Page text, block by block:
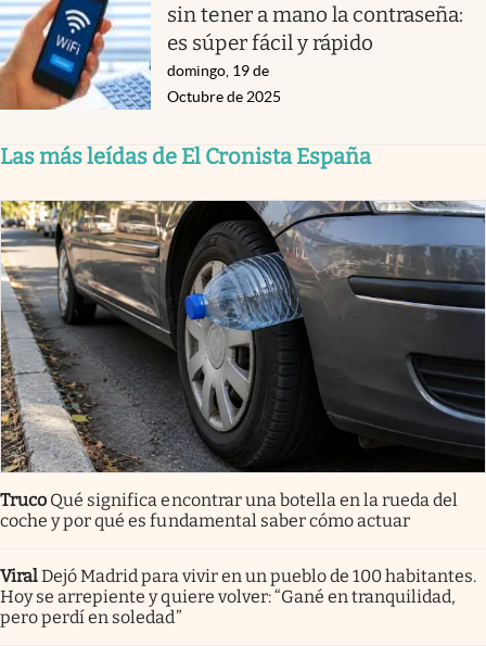
sin tener a mano la contraseña:
es súper fácil y rápido
domingo, 19 de
Octubre de 2025
Las más leídas de El Cronista España
Truco Qué significa encontrar una botella en la rueda del
coche y por qué es fundamental saber cómo actuar
ViralDejó Madrid para vivir en un pueblo de 100 habitantes.
Hoy se arrepiente y quiere volver: “Gané en tranquilidad,
pero perdí en soledad”